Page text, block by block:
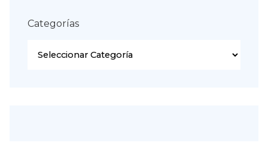
Categorías